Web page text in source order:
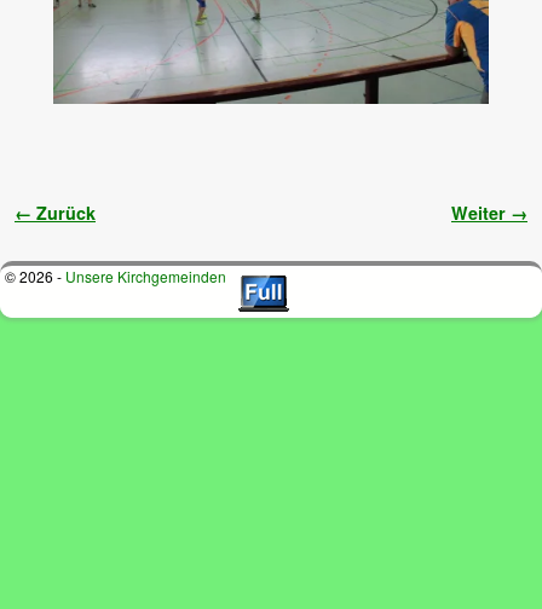
Bilder-Navigation
← Zurück Weiter →
© 2026 - Unsere Kirchgemeinden